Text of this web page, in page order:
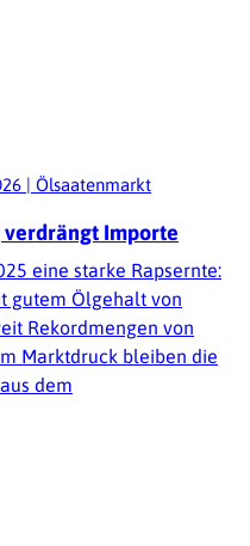
| Ölsaatenmarkt
verdrängt Importe
eine starke Rapsernte:
gutem Ölgehalt von
Rekordmengen von
Marktdruck bleiben die
dem